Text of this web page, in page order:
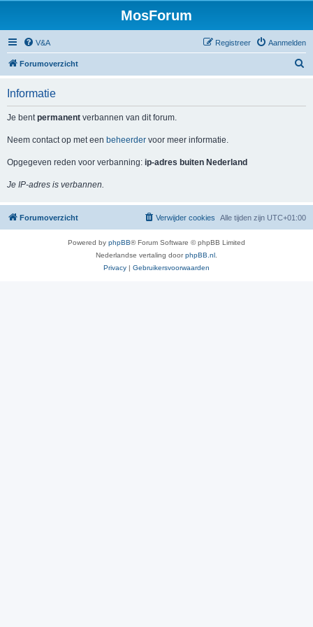
MosForum
V&A Aanmelden
Registreer
Forumoverzicht
Informatie
Je bentpermanent verbannen van dit forum.
Neem contact op met een beheerder voor meer informatie.
Opgegeven reden voor verbanning: ip-adres buiten Nederland
Je IP-adres is verbannen.
Forumoverzicht Alle tijden zijn UTC+01:00
Verwijder cookies
Powered by phpBB® Forum Software © phpBB Limited
Nederlandse vertaling doorphpBB.nl
Privacy | Gebruikersvoorwaarden